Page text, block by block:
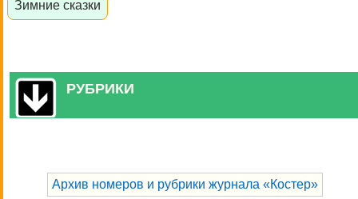
Зимние сказки
РУБРИКИ
Архив номеров и рубрики журнала «Костер»